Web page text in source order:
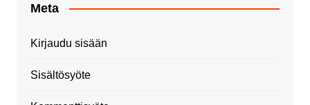
Meta
Kirjaudu sisään
Sisältösyöte